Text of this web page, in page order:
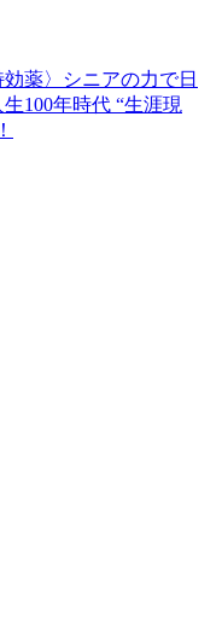
効薬〉シニアの力で日
100年時代 “生涯現